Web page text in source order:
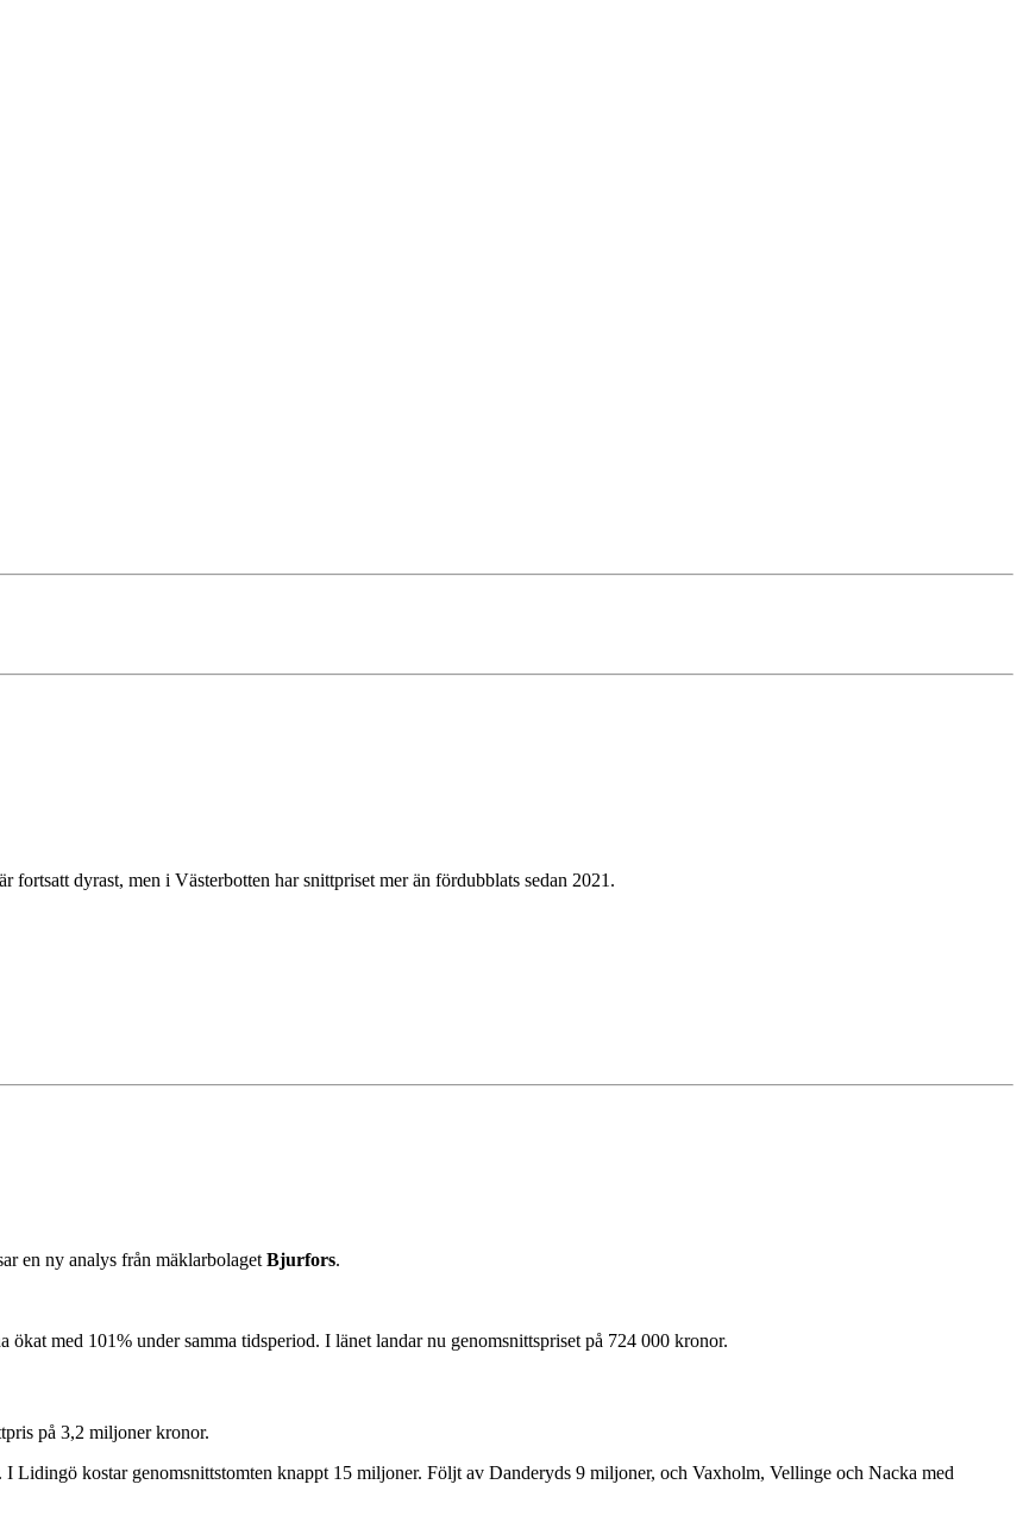
fortsatt dyrast, men i Västerbotten har snittpriset mer än fördubblats sedan 2021.
en ny analys från mäklarbolaget Bjurfors.
med 101% under samma tidsperiod. I länet landar nu genomsnittspriset på 724 000 kronor.
på 3,2 miljoner kronor.
Lidingö kostar genomsnittstomten knappt 15 miljoner. Följt av Danderyds 9 miljoner, och Vaxholm, Vellinge och Nacka med